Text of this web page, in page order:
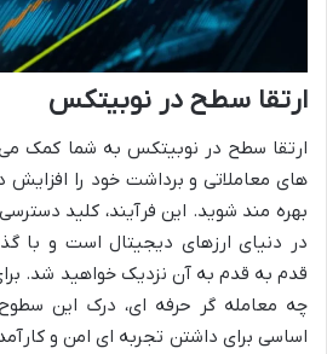
ارتقا سطح در نوبیتکس
ارتقا سطح در نوبیتکس به شما کمک
های معاملاتی و برداشت خود را افزایش
بهره مند شوید. این فرآیند، کلید
در دنیای ارزهای دیجیتال است و با
قدم به قدم به آن نزدیک خواهید شد.
چه معامله گر حرفه ای، درک این
اساسی برای داشتن تجربه ای امن و